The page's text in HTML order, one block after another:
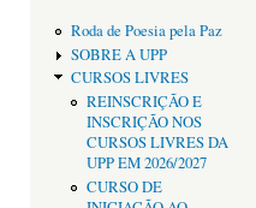
Roda de Poesia pela Paz
SOBRE A UPP
CURSOS LIVRES
REINSCRIÇÃO E
INSCRIÇÃO NOS
CURSOS LIVRES DA
UPP EM 2026/2027
CURSO DE